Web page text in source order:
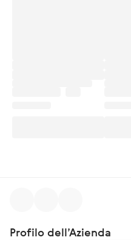
Profilo dell’Azienda